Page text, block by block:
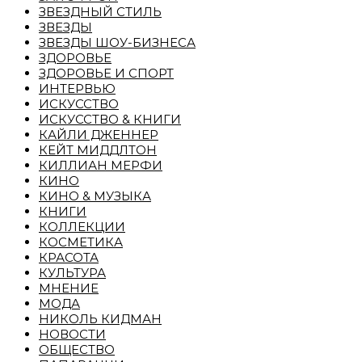
ЗВЕЗДНЫЙ СТИЛЬ
ЗВЕЗДЫ
ЗВЕЗДЫ ШОУ-БИЗНЕСА
ЗДОРОВЬЕ
ЗДОРОВЬЕ И СПОРТ
ИНТЕРВЬЮ
ИСКУССТВО
ИСКУССТВО & КНИГИ
КАЙЛИ ДЖЕННЕР
КЕЙТ МИДДЛТОН
КИЛЛИАН МЕРФИ
КИНО
КИНО & МУЗЫКА
КНИГИ
КОЛЛЕКЦИИ
КОСМЕТИКА
КРАСОТА
КУЛЬТУРА
МНЕНИЕ
МОДА
НИКОЛЬ КИДМАН
НОВОСТИ
ОБЩЕСТВО